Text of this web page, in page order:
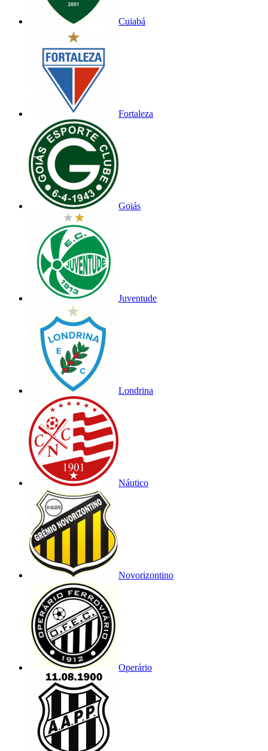
Cuiabá
Fortaleza
Goiás
Juventude
Londrina
Náutico
Novorizontino
Operário